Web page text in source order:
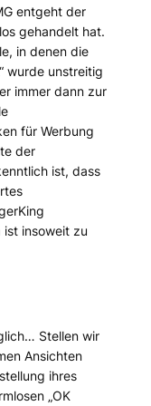
entgeht der
gehandelt hat.
in denen die
wurde unstreitig
immer dann zur
für Werbung
der
ist, dass
insoweit zu
Stellen wir
Ansichten
ihres
„OK